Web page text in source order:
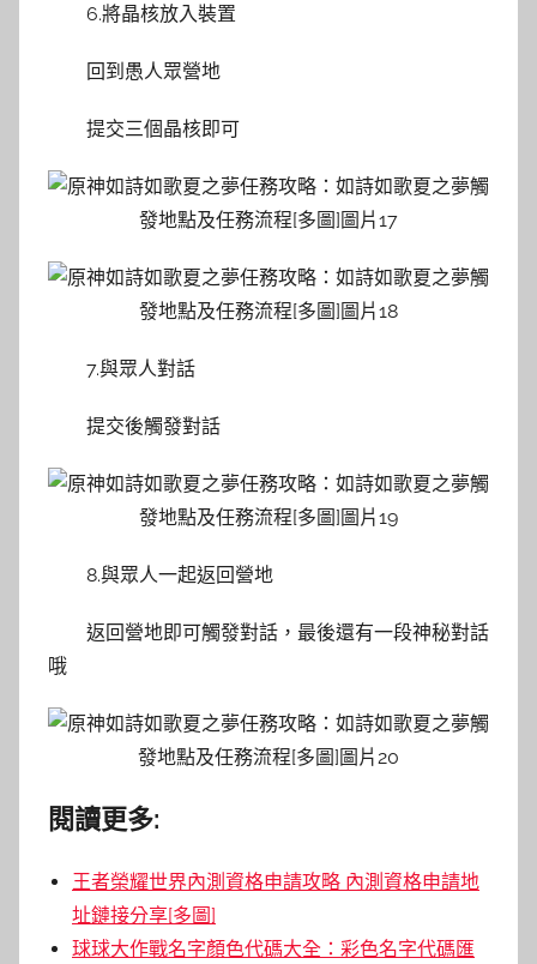
6.將晶核放入裝置
回到愚人眾營地
提交三個晶核即可
7.與眾人對話
提交後觸發對話
8.與眾人一起返回營地
返回營地即可觸發對話，最後還有一段神秘對話
哦
閱讀更多:
王者榮耀世界內測資格申請攻略 內測資格申請地
址鏈接分享[多圖]
球球大作戰名字顏色代碼大全：彩色名字代碼匯